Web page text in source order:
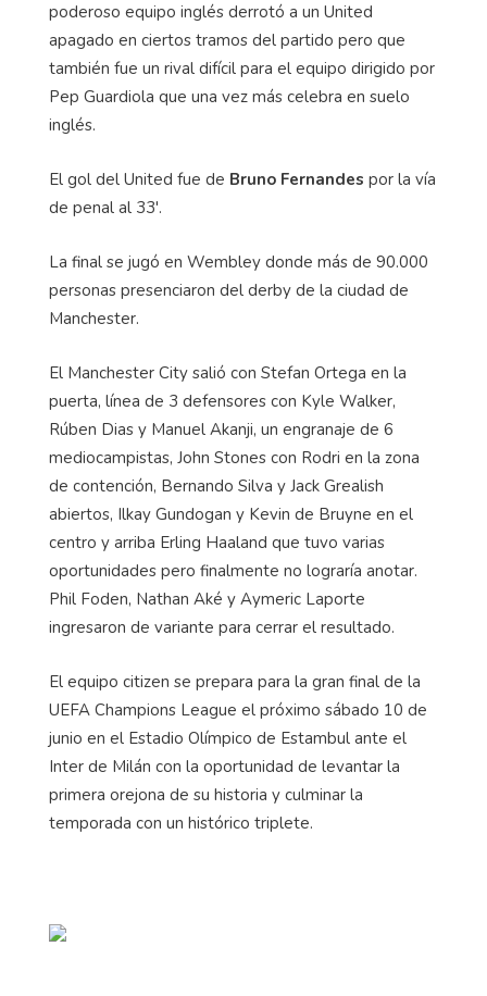
poderoso equipo inglés derrotó a un United
apagado en ciertos tramos del partido pero que
también fue un rival difícil para el equipo dirigido por
Pep Guardiola que una vez más celebra en suelo
inglés.
El gol del United fue de Bruno Fernandes por la vía
de penal al 33'.
La final se jugó en Wembley donde más de 90.000
personas presenciaron del derby de la ciudad de
Manchester.
El Manchester City salió con Stefan Ortega en la
puerta, línea de 3 defensores con Kyle Walker,
Rúben Dias y Manuel Akanji, un engranaje de 6
mediocampistas, John Stones con Rodri en la zona
de contención, Bernando Silva y Jack Grealish
abiertos, Ilkay Gundogan y Kevin de Bruyne en el
centro y arriba Erling Haaland que tuvo varias
oportunidades pero finalmente no lograría anotar.
Phil Foden, Nathan Aké y Aymeric Laporte
ingresaron de variante para cerrar el resultado.
El equipo citizen se prepara para la gran final de la
UEFA Champions League el próximo sábado 10 de
junio en el Estadio Olímpico de Estambul ante el
Inter de Milán con la oportunidad de levantar la
primera orejona de su historia y culminar la
temporada con un histórico triplete.